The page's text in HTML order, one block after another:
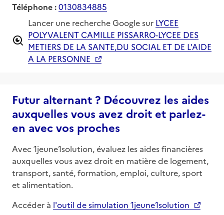
Téléphone :0130834885
Lancer une recherche Google sur LYCEE
POLYVALENT CAMILLE PISSARRO-LYCEE DES
METIERS DE LA SANTE,DU SOCIAL ET DE L'AIDE
A LA PERSONNE
Futur alternant ? Découvrez les aides
auxquelles vous avez droit et parlez-
en avec vos proches
Avec 1jeune1solution, évaluez les aides financières
auxquelles vous avez droit en matière de logement,
transport, santé, formation, emploi, culture, sport
et alimentation.
Accéder à l'outil de simulation 1jeune1solution